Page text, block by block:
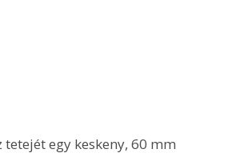
egy keskeny, 60 mm